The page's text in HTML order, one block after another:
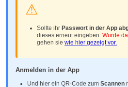
⚠
Sollte ihr Passwort in der App
dieses erneut eingeben. Wurde
gehen sie wie hier gezeigt vor.
Anmelden in der App
Und hier ein QR-Code zum Scannen